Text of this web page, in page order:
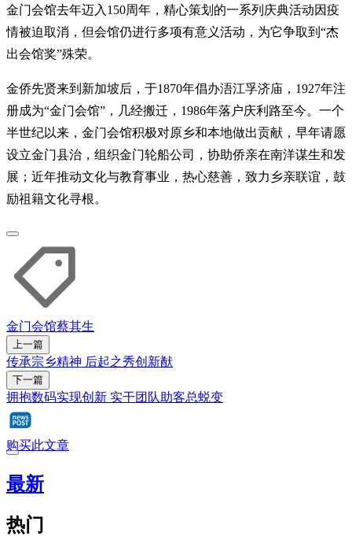
金门会馆去年迈入150周年，精心策划的一系列庆典活动因疫
情被迫取消，但会馆仍进行多项有意义活动，为它争取到“杰
出会馆奖”殊荣。
金侨先贤来到新加坡后，于1870年倡办浯江孚济庙，1927年注
册成为“金门会馆”，几经搬迁，1986年落户庆利路至今。一个
半世纪以来，金门会馆积极对原乡和本地做出贡献，早年请愿
设立金门县治，组织金门轮船公司，协助侨亲在南洋谋生和发
展；近年推动文化与教育事业，热心慈善，致力乡亲联谊，鼓
励祖籍文化寻根。
金门会馆蔡其生
上一篇
传承宗乡精神 后起之秀创新猷
下一篇
拥抱数码实现创新 实干团队助客总蜕变
购买此文章
最新
热门